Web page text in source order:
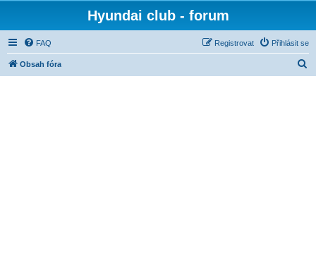
Hyundai club - forum
FAQ Přihlásit se
Registrovat
Obsah fóra